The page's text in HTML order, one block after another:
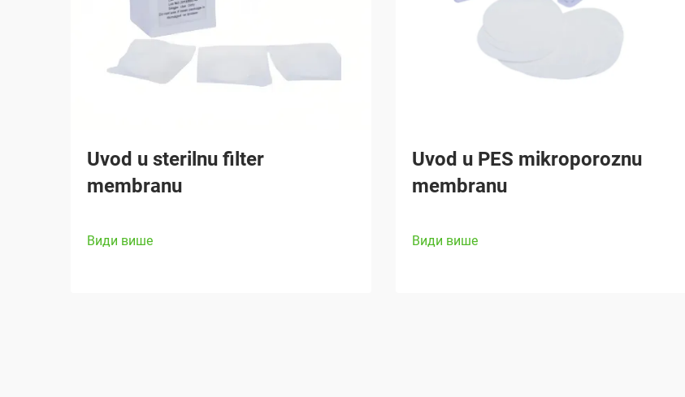
Uvod u sterilnu filter
membranu
Види више
Uvod u PES mikroporoznu
membranu
Види више